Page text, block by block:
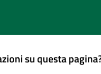
su questa